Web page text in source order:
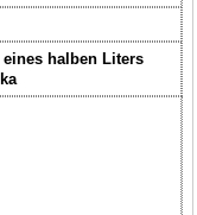
halben Liters